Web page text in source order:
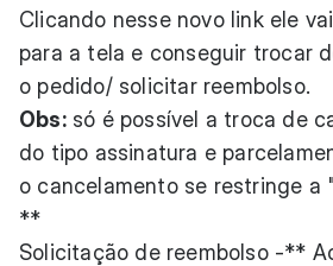
Clicando nesse novo link ele
para a tela e conseguir trocar
o pedido/ solicitar reembolso.
Obs:só é possível a troca de
do tipo assinatura e
o cancelamento se restringe a
**
Solicitação de reembolso -**